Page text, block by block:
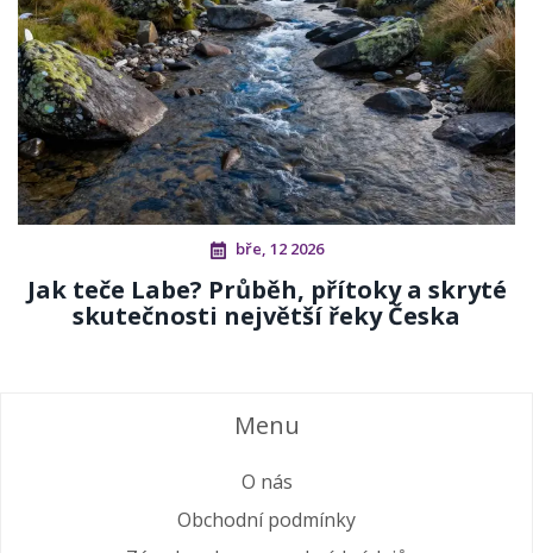
bře, 12 2026
Jak teče Labe? Průběh, přítoky a skryté
skutečnosti největší řeky Česka
Menu
O nás
Obchodní podmínky